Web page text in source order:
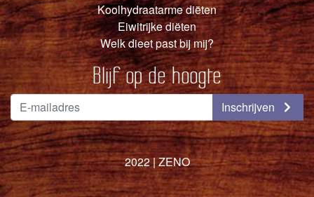
Koolhydraatarme diëten
Eiwitrijke diëten
Welk dieet past bij mij?
Blijf op de hoogte
Inschrijven
2022 |ZENO